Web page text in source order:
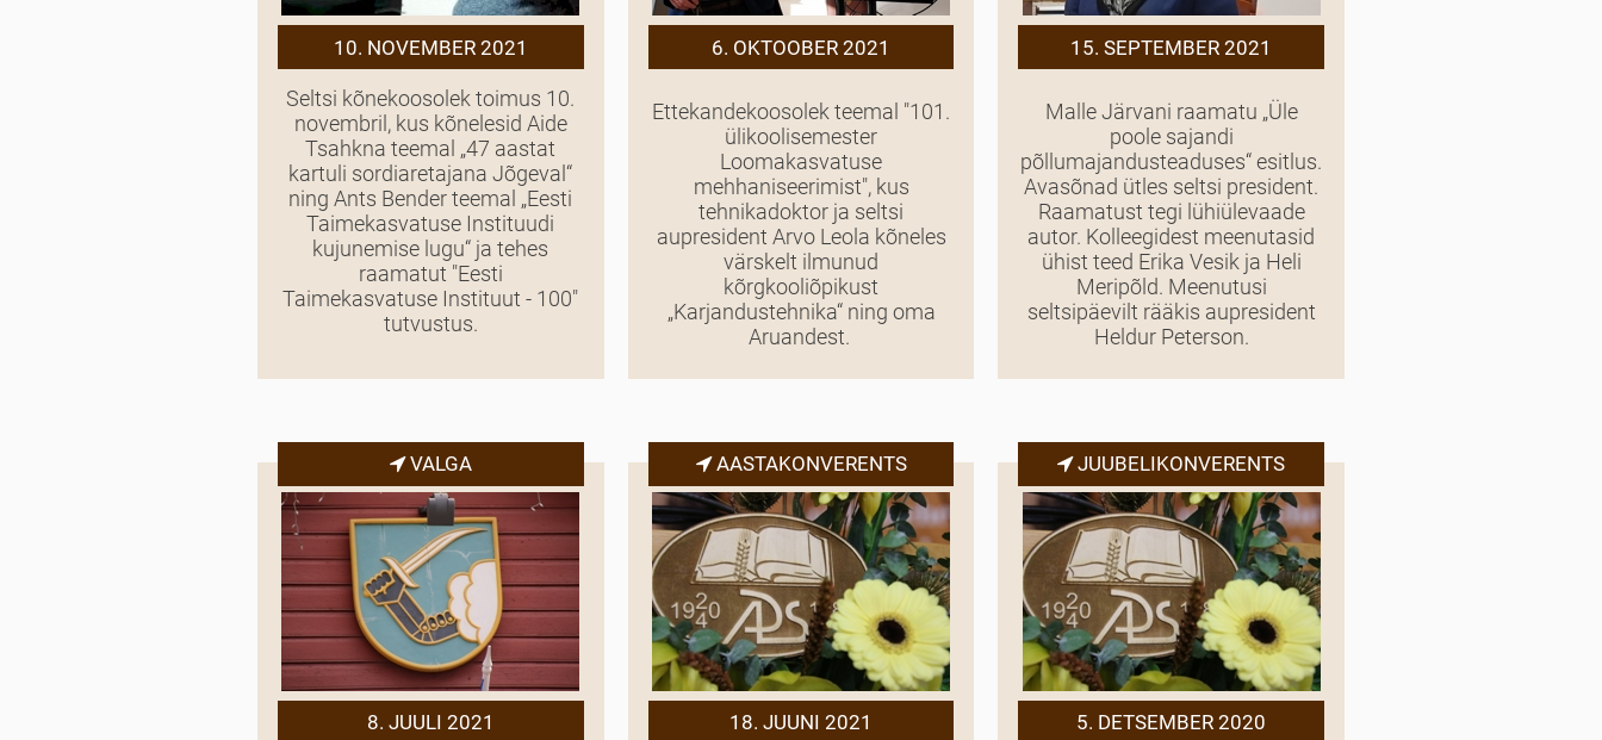
10. NOVEMBER 2021
Seltsi kõnekoosolek toimus 10.
novembril, kus kõnelesid Aide
Tsahkna teemal „47 aastat
kartuli sordiaretajana Jõgeval“
ning Ants Bender teemal „Eesti
Taimekasvatuse Instituudi
kujunemise lugu“ ja tehes
raamatut "Eesti
Taimekasvatuse Instituut - 100"
tutvustus.
6. OKTOOBER 2021
Ettekandekoosolek teemal "101.
ülikoolisemester
Loomakasvatuse
mehhaniseerimist", kus
tehnikadoktor ja seltsi
aupresident Arvo Leola kõneles
värskelt ilmunud
kõrgkooliõpikust
„Karjandustehnika“ ning oma
Aruandest.
15. SEPTEMBER 2021
Malle Järvani raamatu „Üle
poole sajandi
põllumajandusteaduses“ esitlus.
Avasõnad ütles seltsi president.
Raamatust tegi lühiülevaade
autor. Kolleegidest meenutasid
ühist teed Erika Vesik ja Heli
Meripõld. Meenutusi
seltsipäevilt rääkis aupresident
Heldur Peterson.
VALGA
8. JUULI 2021
AASTAKONVERENTS
18. JUUNI 2021
JUUBELIKONVERENTS
5. DETSEMBER 2020